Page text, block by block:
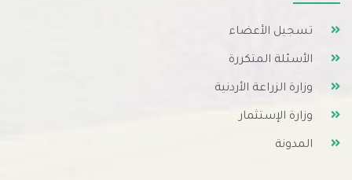
تسجيل الأعضاء
الأسئلة المتكررة
وزارة الزراعة الأردنية
وزارة الإستثمار
المدونة